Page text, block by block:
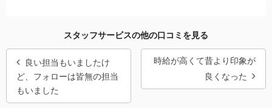
スタッフサービスの他の口コミを見る
良い担当もいましたけ
ど、フォローは皆無の担当
もいました
時給が高くて昔より印象が
良くなった